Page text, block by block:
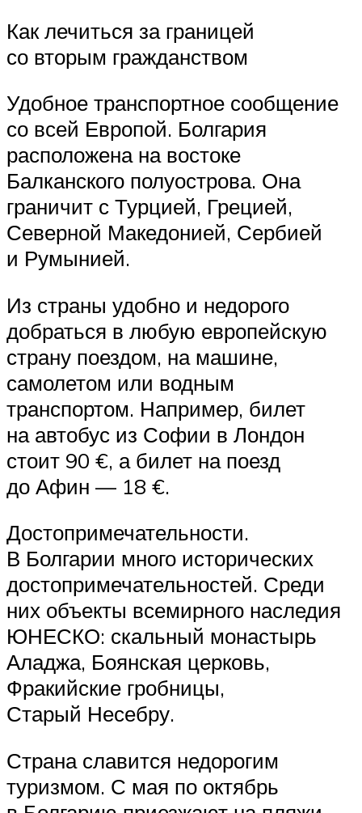
Как лечиться за границей
со вторым гражданством
Удобное транспортное сообщение
со всей Европой. Болгария
расположена на востоке
Балканского полуострова. Она
граничит с Турцией, Грецией,
Северной Македонией, Сербией
и Румынией.
Из страны удобно и недорого
добраться в любую европейскую
страну поездом, на машине,
самолетом или водным
транспортом. Например, билет
на автобус из Софии в Лондон
стоит 90 €, а билет на поезд
до Афин — 18 €.
Достопримечательности.
В Болгарии много исторических
достопримечательностей. Среди
них объекты всемирного наследия
ЮНЕСКО: скальный монастырь
Аладжа, Боянская церковь,
Фракийские гробницы,
Старый Несебру.
Страна славится недорогим
туризмом. С мая по октябрь